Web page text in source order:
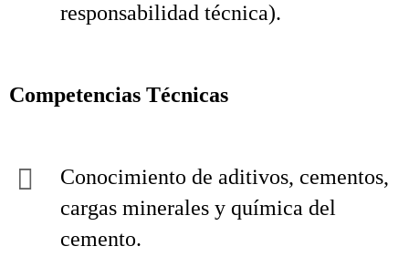
responsabilidad técnica).
Competencias Técnicas
Conocimiento de aditivos, cementos,
cargas minerales y química del
cemento.